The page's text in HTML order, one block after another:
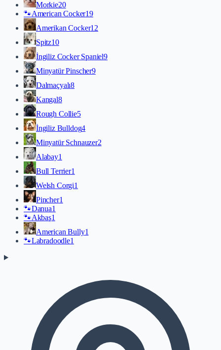
Morkie20
🐾American Cocker19
Amerikan Cocker12
Spitz10
İngiliz Cocker Spaniel9
Minyatür Pinscher9
Dalmaçyalı8
Kangal8
Rough Collie5
İngiliz Bulldog4
Minyatür Schnauzer2
Alabay1
Bull Terrier1
Welsh Corgi1
Pincher1
🐾Danua1
🐾Akbaş1
American Bully1
🐾Labradoodle1